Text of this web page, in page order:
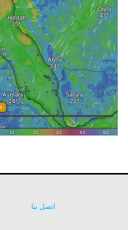
اتصل بنا